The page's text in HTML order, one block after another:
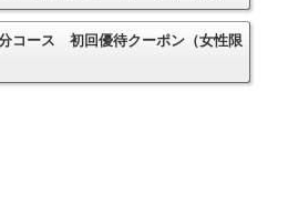
コース 初回優待クーポン（女性限